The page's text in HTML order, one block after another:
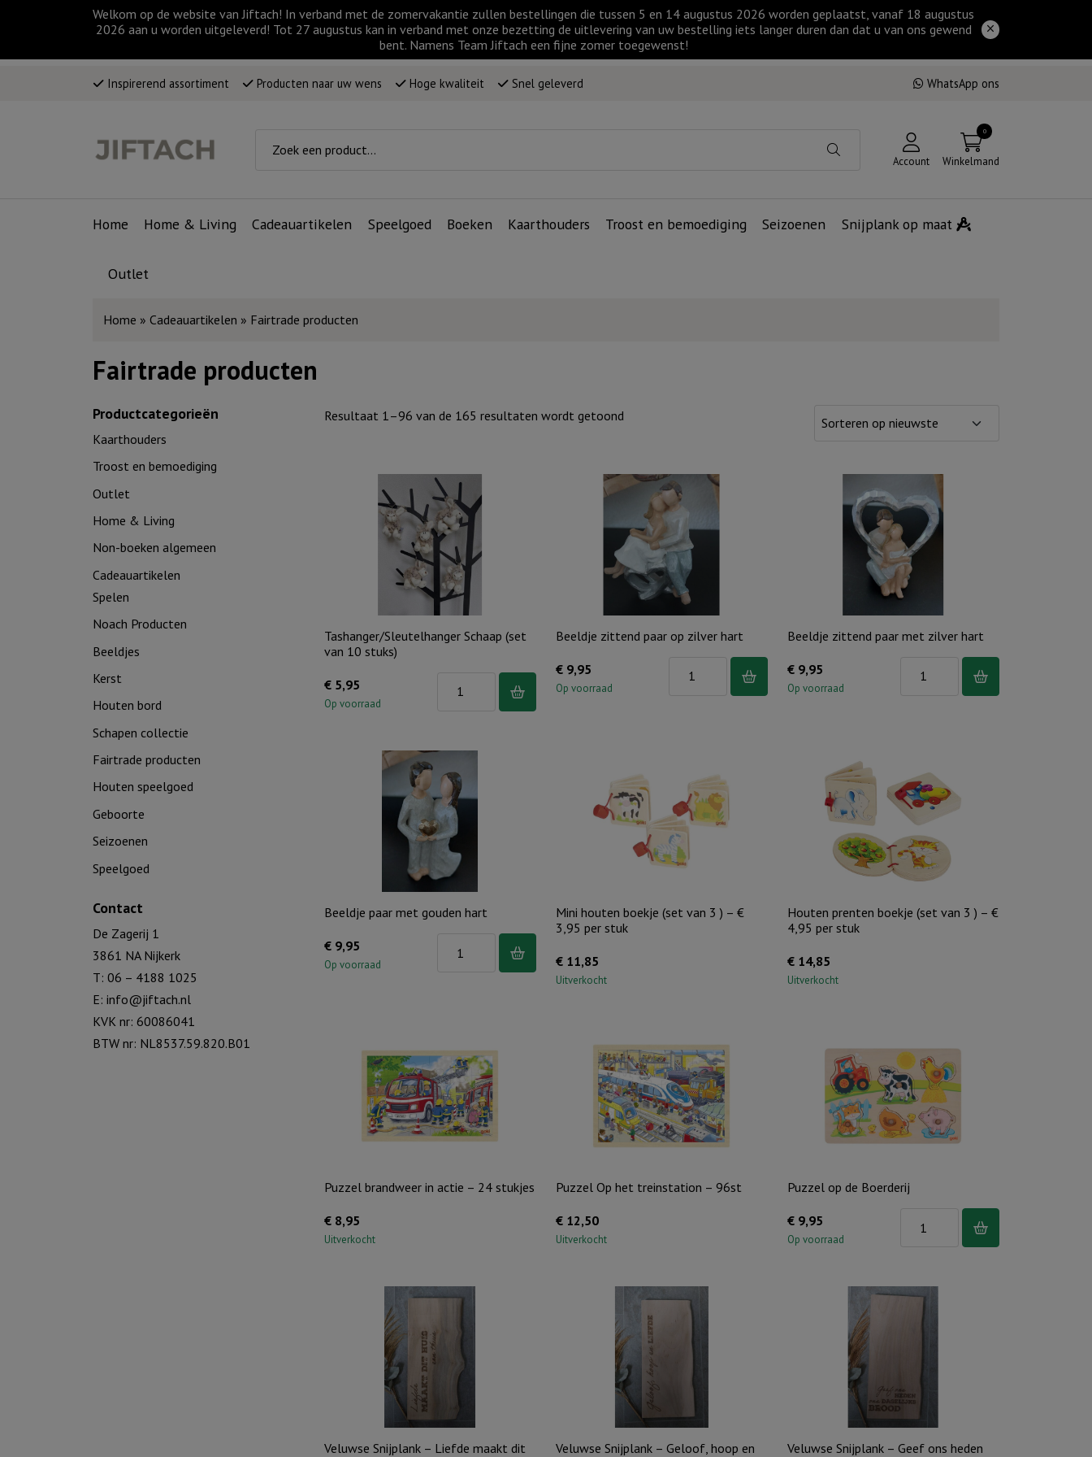
Welkom op de website van Jiftach! In verband met de zomervakantie zullen bestellingen die tussen 5 en 14 augustus 2026 worden geplaatst, vanaf 18 augustus
2026 aan u worden uitgeleverd! Tot 27 augustus kan in verband met onze bezetting de uitlevering van uw bestelling iets langer duren dan dat u van ons gewend
bent. Namens Team Jiftach een fijne zomer toegewenst!
Inspirerend assortiment Producten naar uw wens Hoge kwaliteit Snel geleverd WhatsApp ons
Account
0
Winkelmand
Home Home & Living Cadeauartikelen Speelgoed Boeken Kaarthouders Troost en bemoediging Seizoenen Snijplank op maat
Outlet
Home » Cadeauartikelen » Fairtrade producten
Fairtrade producten
Productcategorieën
Kaarthouders
Troost en bemoediging
Outlet
Home & Living
Non-boeken algemeen
Cadeauartikelen
Spelen
Noach Producten
Beeldjes
Kerst
Houten bord
Schapen collectie
Fairtrade producten
Houten speelgoed
Geboorte
Seizoenen
Speelgoed
Contact
De Zagerij 1
3861 NA Nijkerk
T: 06 – 4188 1025
E: info@jiftach.nl
KVK nr: 60086041
BTW nr: NL8537.59.820.B01
Resultaat 1–96 van de 165 resultaten wordt getoond
Tashanger/Sleutelhanger Schaap (set
van 10 stuks)
€ 5,95
Op voorraad
Tashanger/Sleutelhanger
van
10
stuks)
aantal
Beeldje zittend paar op zilver hart
€9,95
Op voorraad
aantal
Beeldje zittend paar met zilver hart
€9,95
Op voorraad
hart
aantal
Beeldje paar met gouden hart
€ 9,95
Op voorraad
aantal
Mini houten boekje (set van 3 ) – €
3,95 per stuk
€11,85
Uitverkocht
Houten prenten boekje (set van 3 ) – €
4,95 per stuk
€14,85
Uitverkocht
Puzzel brandweer in actie – 24 stukjes
€ 8,95
Uitverkocht
Puzzel Op het treinstation – 96st
€12,50
Uitverkocht
Puzzel op de Boerderij
€9,95
Op voorraad
Boerderij
aantal
Veluwse Snijplank – Liefde maakt dit
Veluwse Snijplank – Geloof, hoop en
Veluwse Snijplank – Geef ons heden